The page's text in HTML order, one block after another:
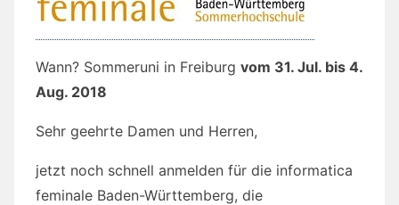
Wann? Sommeruni in Freiburg vom 31. Jul. bis 4.
Aug. 2018
Sehr geehrte Damen und Herren,
jetzt noch schnell anmelden für die informatica
feminale Baden-Württemberg, die